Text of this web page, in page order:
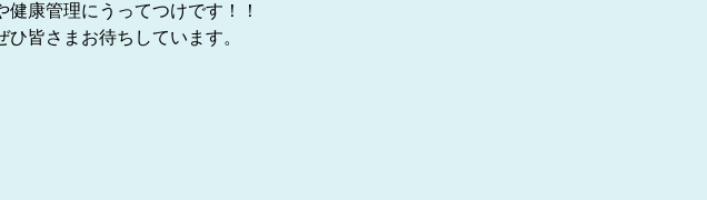
康管理にうってつけです！！
ひ皆さまお待ちしています。